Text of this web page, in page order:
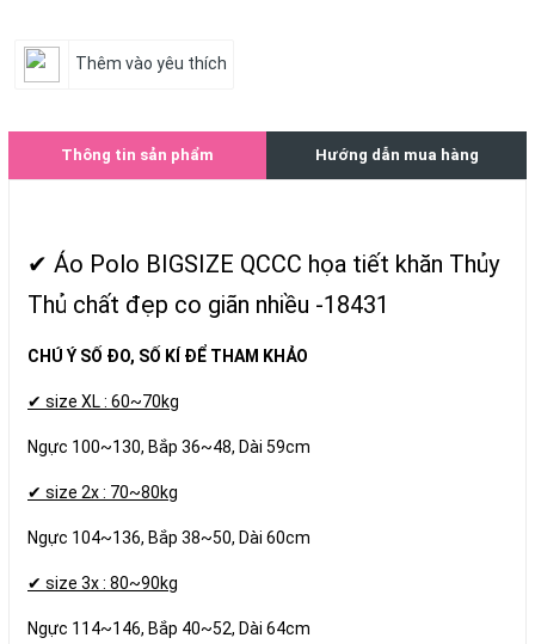
Thêm vào yêu thích
Thông tin sản phẩm Hướng dẫn mua hàng
✔ Áo Polo BIGSIZE QCCC họa tiết khăn Thủy
Thủ chất đẹp co giãn nhiều -18431
CHÚ Ý SỐ ĐO, SỐ KÍ ĐỂ THAM KHẢO
✔ size XL : 60~70kg
Ngực 100~130, Bắp 36~48, Dài 59cm
✔ size 2x : 70~80kg
Ngực 104~136, Bắp 38~50, Dài 60cm
✔ size 3x : 80~90kg
Ngực 114~146, Bắp 40~52, Dài 64cm